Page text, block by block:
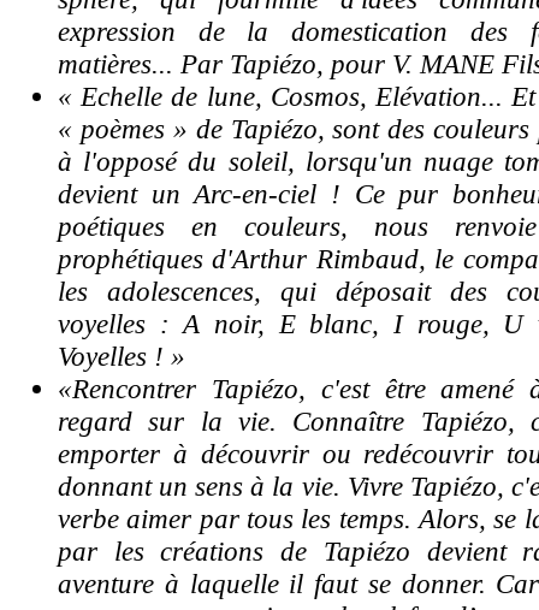
expression de la domestication des
matières... Par Tapiézo, pour V. MANE
« Echelle de lune, Cosmos, Elévation...
« poèmes » de Tapiézo, sont des
à l'opposé du soleil, lorsqu'un nuage
devient un Arc-en-ciel ! Ce pur
poétiques en couleurs, nous
prophétiques d'Arthur Rimbaud, le
les adolescences, qui déposait des
voyelles : A noir, E blanc, I rouge, U
Voyelles ! »
«Rencontrer Tapiézo, c'est être amené
regard sur la vie. Connaître Tapiézo,
emporter à découvrir ou redécouvrir
donnant un sens à la vie. Vivre Tapiézo,
verbe aimer par tous les temps. Alors, se
par les créations de Tapiézo devient
aventure à laquelle il faut se donner.